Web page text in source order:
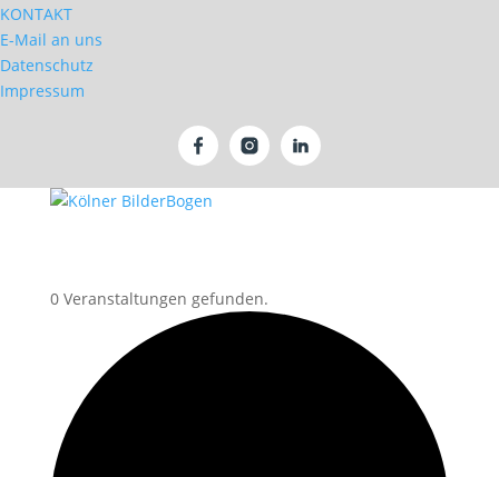
KONTAKT
E-Mail an uns
Datenschutz
Impressum
0 Veranstaltungen gefunden.